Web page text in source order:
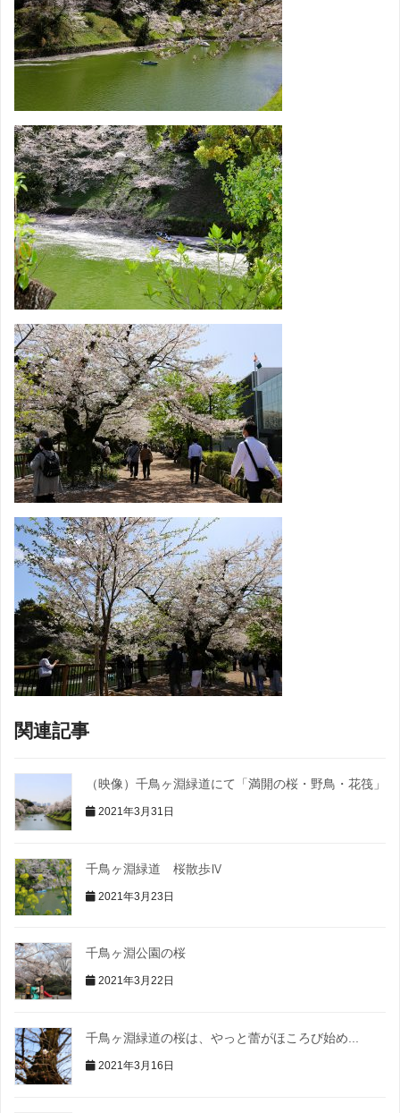
関連記事
（映像）千鳥ヶ淵緑道にて「満開の桜・野鳥・花筏」
2021年3月31日
千鳥ヶ淵緑道 桜散歩Ⅳ
2021年3月23日
千鳥ヶ淵公園の桜
2021年3月22日
千鳥ヶ淵緑道の桜は、やっと蕾がほころび始め...
2021年3月16日